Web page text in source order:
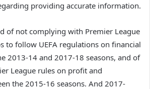
providing accurate information.
of not complying with Premier League
to follow UEFA regulations on financial
2013-14 and 2017-18 seasons, and of
League rules on profit and
the 2015-16 seasons. And 2017-